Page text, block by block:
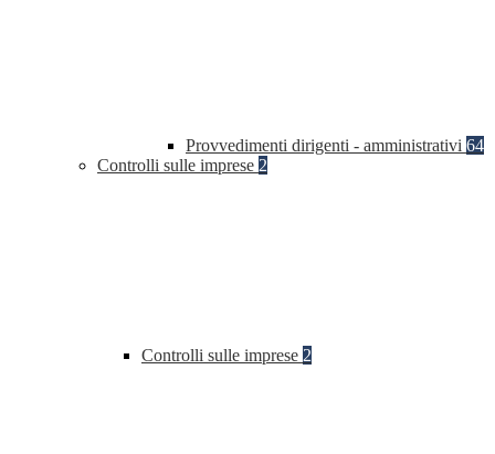
Provvedimenti dirigenti - amministrativi 64
Controlli sulle imprese 2
Controlli sulle imprese 2